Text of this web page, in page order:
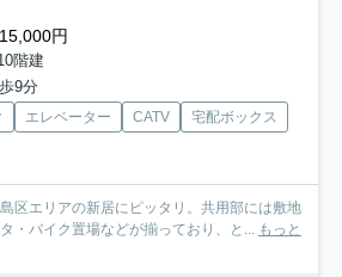
円
階建
9分
エレベーター CATV
宅配ボックス
区エリアの新居にピッタリ。共用部には敷地
・バイク置場などが揃っており、と... もっと